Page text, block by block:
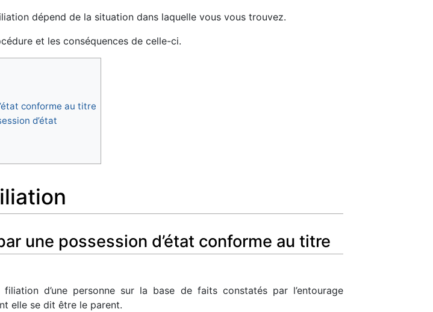
dépend de la situation dans laquelle vous vous trouvez.
et les conséquences de celle-ci.
conforme au titre
d’état
une possession d’état conforme au titre
d’une personne sur la base de faits constatés par l’entourage
elle se dit être le parent.